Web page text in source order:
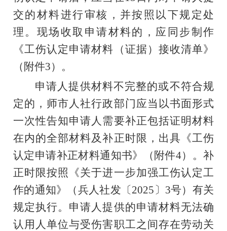
交的材料进行审核，并按照以下规定处
理。现场 收取 申请材料的，应同步制作
《工伤认定申请材料 （证据） 接收清单》
（附件3）。
申请人提供材料不完整的或不符合规
定的，师市人社行政部门应当以书面形式
一次性告知申请人需要补正包括证明材料
在内的全部材料及补正时限 ， 出具《工伤
认定申请补正材料通知书》（附件4）。补
正时限按照《关于进一步加强工伤认定工
作的通知》（兵人社发〔2025 〕 3号）有关
规定执行。申请人提供的申请材料无法确
认用人单位与受伤害职工之间存在劳动关